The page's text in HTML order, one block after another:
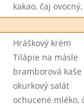
kakao, čaj
Hráškový krém
Tilápie na másle
bramborová kaše
okurkový salát
ochucené mléko,